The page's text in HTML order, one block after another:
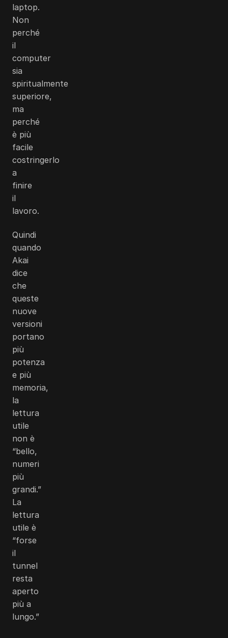
laptop.
Non
perché
il
computer
sia
spiritualmente
superiore,
ma
perché
è più
facile
costringerlo
a
finire
il
lavoro.
Quindi
quando
Akai
dice
che
queste
nuove
versioni
portano
più
potenza
e più
memoria,
la
lettura
utile
non è
“bello,
numeri
più
grandi.”
La
lettura
utile è
“forse
il
tunnel
resta
aperto
più a
lungo.”